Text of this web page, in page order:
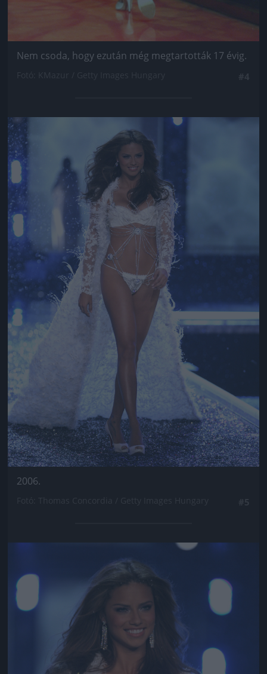
Nem csoda, hogy ezután még megtartották 17 évig.
Jön még kép!
2006.
Jön még kép!